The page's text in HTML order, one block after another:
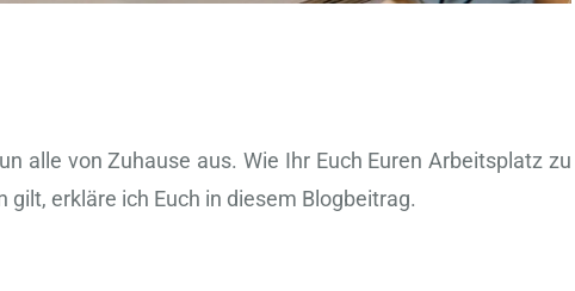
alle von Zuhause aus. Wie Ihr Euch Euren Arbeitsplatz zu
erkläre ich Euch in diesem Blogbeitrag.